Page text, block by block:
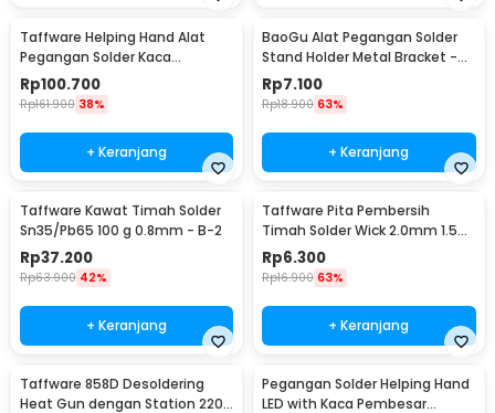
Taffware Helping Hand Alat
Pegangan Solder Kaca
Pembesar LED - MG16129-C
Rp100.700
Rp161.900 38%
+ Keranjang
BaoGu Alat Pegangan Solder
Stand Holder Metal Bracket -
DBL-X10
Rp7.100
Rp18.900 63%
+ Keranjang
Taffware Kawat Timah Solder
Sn35/Pb65 100 g 0.8mm - B-2
Rp37.200
Rp63.900 42%
+ Keranjang
Taffware Pita Pembersih
Timah Solder Wick 2.0mm 1.5M
- CP-2015
Rp6.300
Rp16.900 63%
+ Keranjang
Taffware 858D Desoldering
Heat Gun dengan Station 220V
Pegangan Solder Helping Hand
LED with Kaca Pembesar